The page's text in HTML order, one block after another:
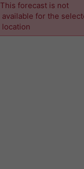
This forecast is not
available for the
location